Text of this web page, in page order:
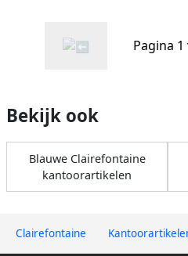
Clairefontaine
Pagina 1
Bekijk ook
Blauwe Clairefontaine
kantoorartikelen